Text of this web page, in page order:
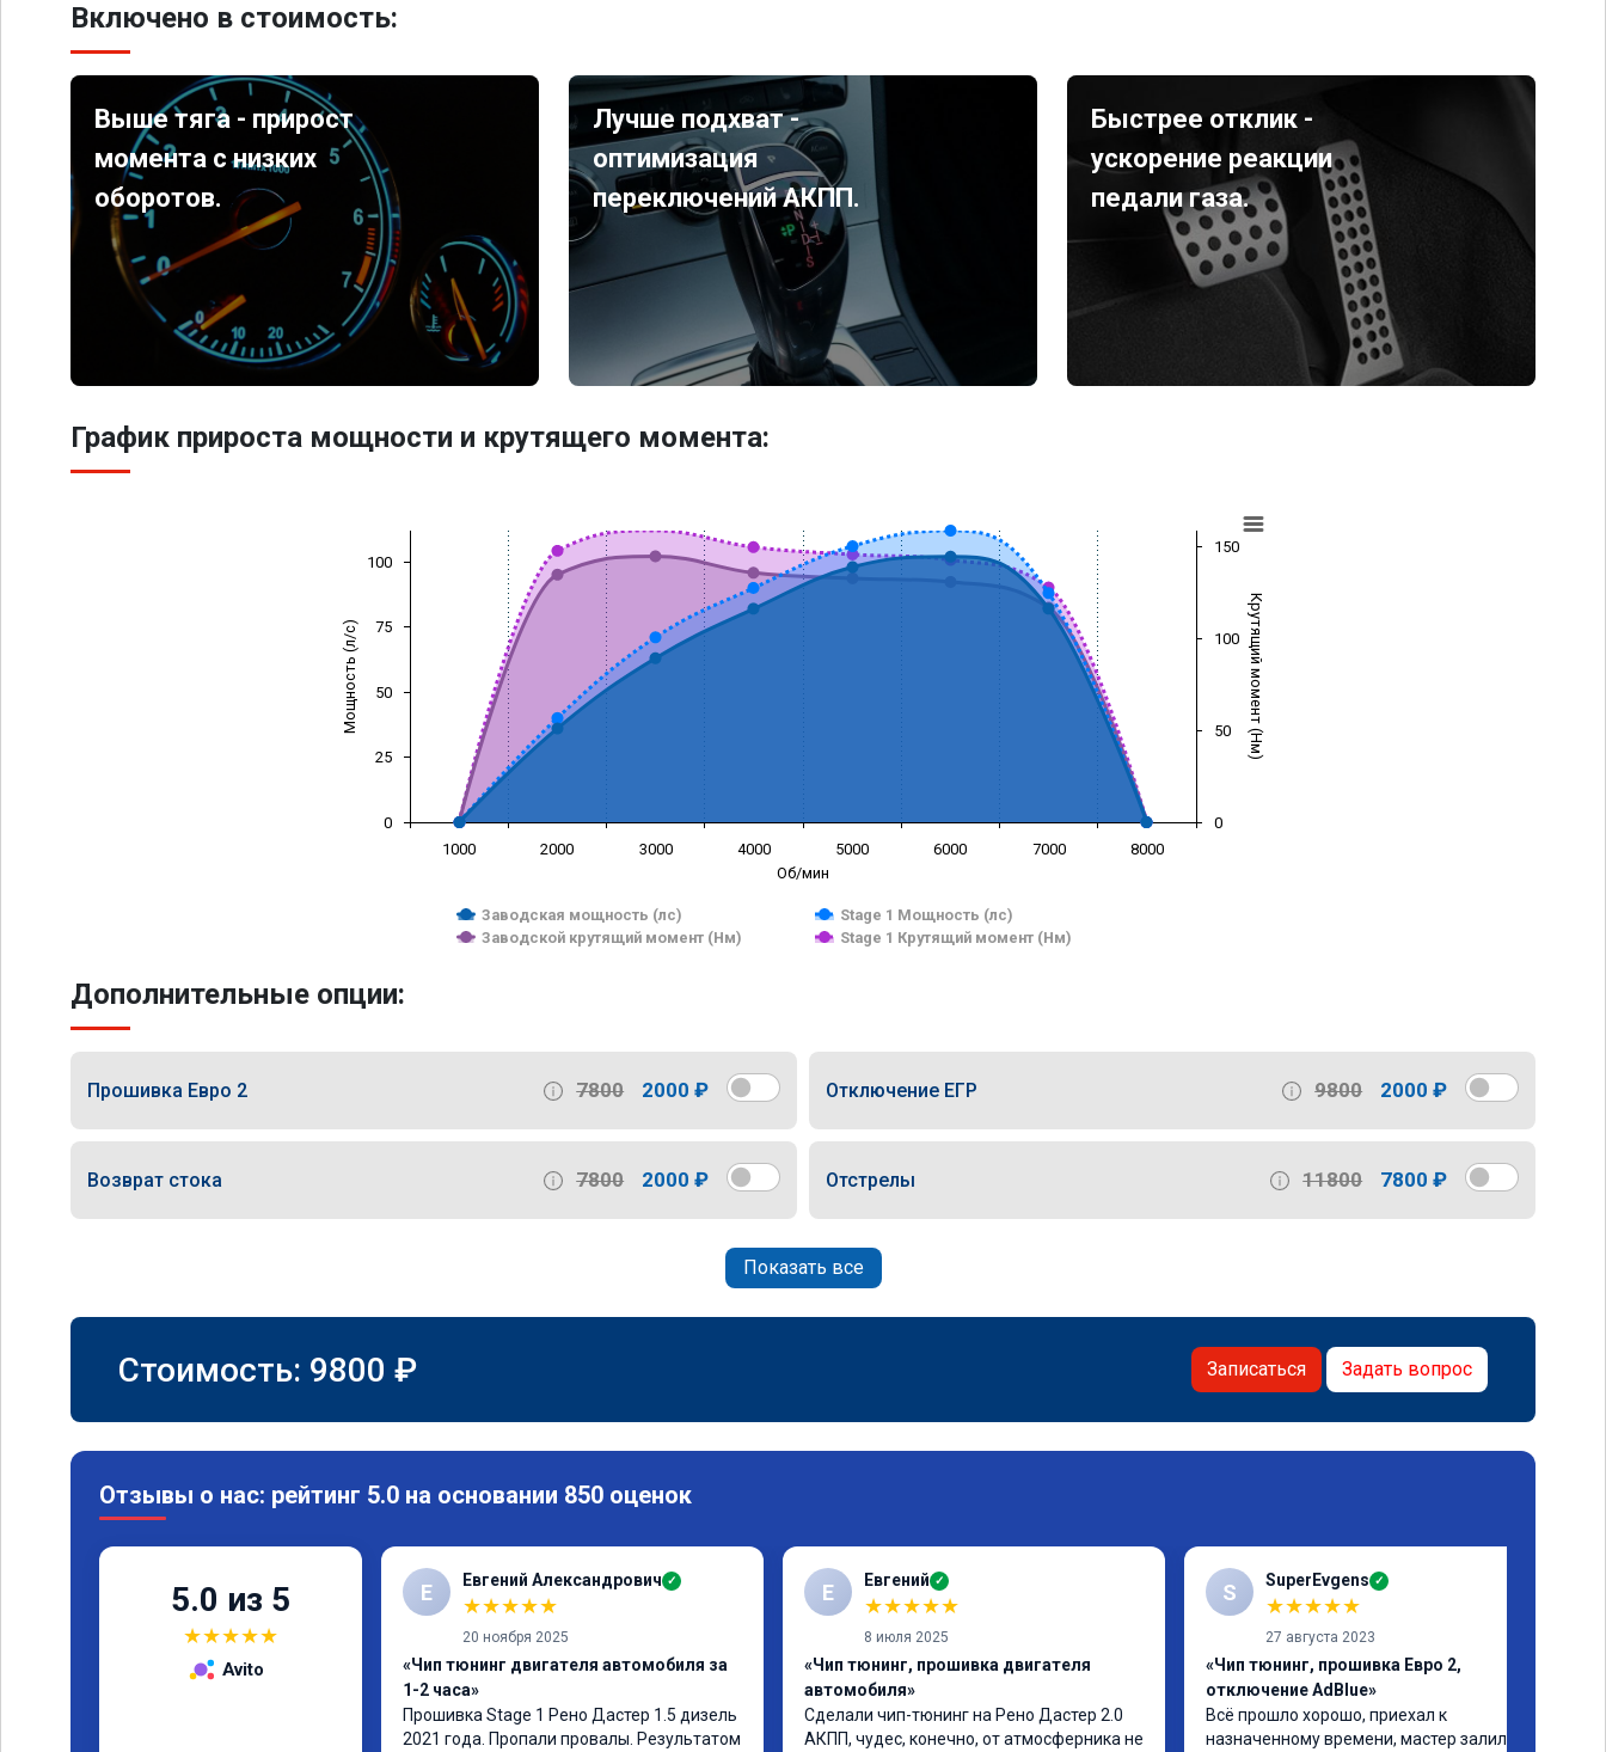
Включено в стоимость:
Выше тяга - прирост
момента с низких
оборотов.
Лучше подхват -
оптимизация
переключений АКПП.
Быстрее отклик -
ускорение реакции
педали газа.
График прироста мощности и крутящего момента:
Об/мин
Мощность (л/с) Крутящий момент (Нм)
Заводская мощность (лс)
Stage 1 Мощность (лс)
Заводской крутящий момент (Нм)
Stage 1 Крутящий момент (Нм)
1000 2000 3000 4000 5000 6000 7000 8000
0
25
50
75
100
0
50
100
150
Дополнительные опции:
Прошивка Евро 2 7800 2000 ₽ Отключение ЕГР 9800 2000 ₽
Возврат стока 7800 2000 ₽ Отстрелы 11800 7800 ₽
Показать все
Стоимость: 9800 ₽ Записаться Задать вопрос
Отзывы о нас: рейтинг 5.0 на основании 850 оценок
5.0 из 5
★★★★★
Avito
Е Евгений Александрович ✓
★★★★★
20 ноября 2025
«Чип тюнинг двигателя автомобиля за
1-2 часа»
Прошивка Stage 1 Рено Дастер 1.5 дизель
2021 года. Пропали провалы. Результатом
Е Евгений ✓
★★★★★
8 июля 2025
«Чип тюнинг, прошивка двигателя
автомобиля»
Сделали чип-тюнинг на Рено Дастер 2.0
АКПП, чудес, конечно, от атмосферника не
S SuperEvgens ✓
★★★★★
27 августа 2023
«Чип тюнинг, прошивка Евро 2,
отключение AdBlue»
Всё прошло хорошо, приехал к
назначенному времени, мастер залил